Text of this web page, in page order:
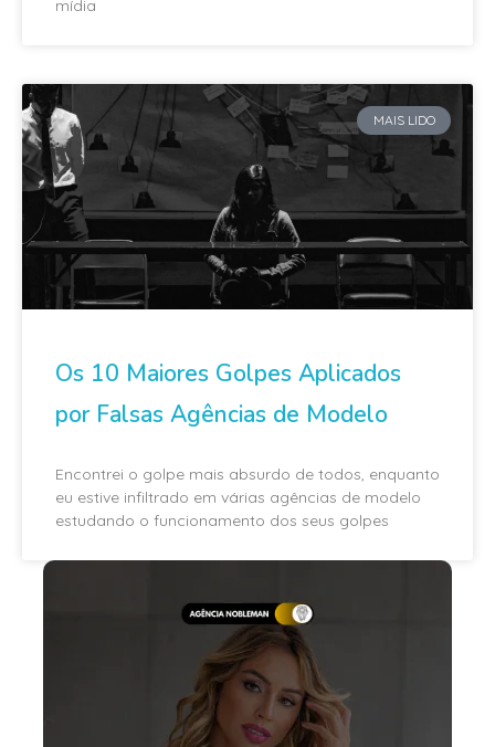
mídia
MAIS LIDO
Os 10 Maiores Golpes Aplicados
por Falsas Agências de Modelo
Encontrei o golpe mais absurdo de todos, enquanto
eu estive infiltrado em várias agências de modelo
estudando o funcionamento dos seus golpes